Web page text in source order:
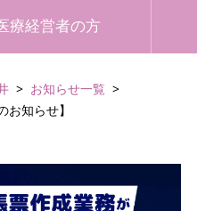
療経営者の方
お知らせ一覧
知らせ】